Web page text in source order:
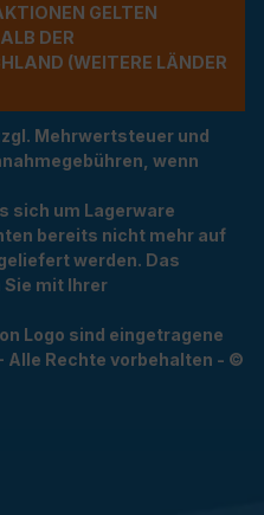
GELTEN A
DER BU
(WEITERE LÄNDER NU
Mehrwertsteuer und
wenn
sich um Lagerware
bereits nicht mehr auf
werden. Das
mit Ihrer
Logo sind eingetragene
Alle Rechte vorbehalten - ©